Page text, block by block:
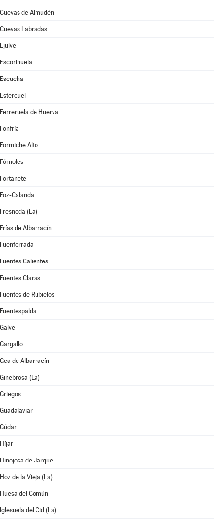
Cuevas de Almudén
Cuevas Labradas
Ejulve
Escorihuela
Escucha
Estercuel
Ferreruela de Huerva
Fonfría
Formiche Alto
Fórnoles
Fortanete
Foz-Calanda
Fresneda (La)
Frías de Albarracín
Fuenferrada
Fuentes Calientes
Fuentes Claras
Fuentes de Rubielos
Fuentespalda
Galve
Gargallo
Gea de Albarracín
Ginebrosa (La)
Griegos
Guadalaviar
Gúdar
Híjar
Hinojosa de Jarque
Hoz de la Vieja (La)
Huesa del Común
Iglesuela del Cid (La)